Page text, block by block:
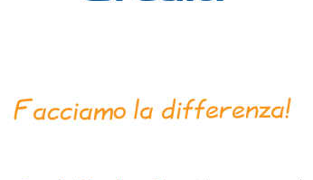
Facciamo la differenza!